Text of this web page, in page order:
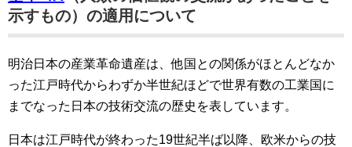
示すもの）の適用について
明治日本の産業革命遺産は、他国との関係がほとんどなか
った江戸時代からわずか半世紀ほどで世界有数の工業国に
までなった日本の技術交流の歴史を表しています。
日本は江戸時代が終わった19世紀半ば以降、欧米からの技